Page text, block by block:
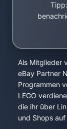
Als Mitglieder
eBay Partner
Programmen
LEGO
die ihr über
und Shops